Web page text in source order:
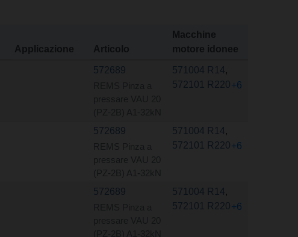
Applicazione Articolo
Macchine
motore idonee
572689 571004 R14,
572101 R220+6
572689 571004 R14,
572101 R220+6
572689 571004 R14,
572101 R220+6